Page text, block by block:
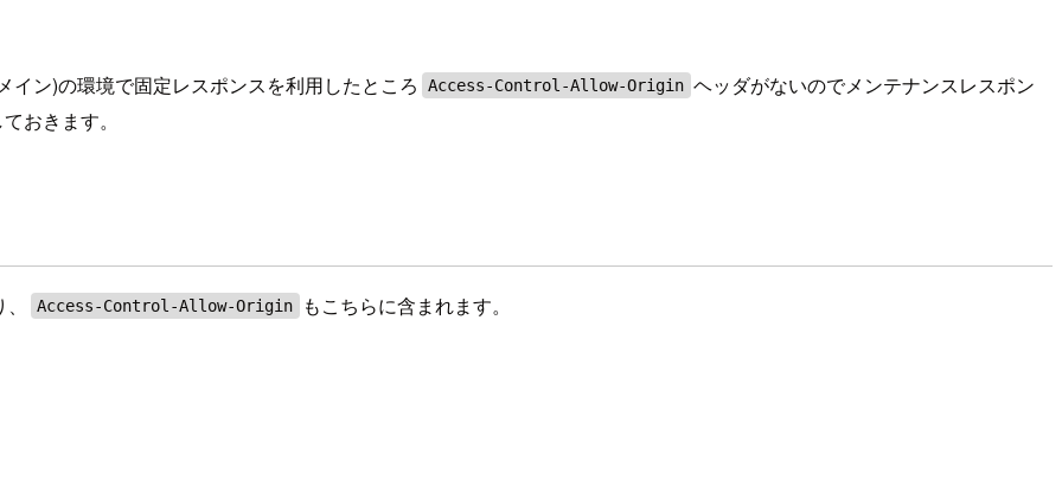
ン)の環境で固定レスポンスを利用したところ Access-Control-Allow-Origin ヘッダがないのでメンテナンスレスポン
おきます。
Access-Control-Allow-Origin もこちらに含まれます。